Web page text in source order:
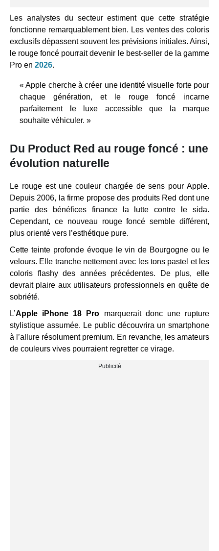
Les analystes du secteur estiment que cette stratégie
fonctionne remarquablement bien. Les ventes des coloris
exclusifs dépassent souvent les prévisions initiales. Ainsi,
le rouge foncé pourrait devenir le best-seller de la gamme
Pro en 2026.
« Apple cherche à créer une identité visuelle forte pour
chaque génération, et le rouge foncé incarne
parfaitement le luxe accessible que la marque
souhaite véhiculer. »
Du Product Red au rouge foncé : une
évolution naturelle
Le rouge est une couleur chargée de sens pour Apple.
Depuis 2006, la firme propose des produits Red dont une
partie des bénéfices finance la lutte contre le sida.
Cependant, ce nouveau rouge foncé semble différent,
plus orienté vers l’esthétique pure.
Cette teinte profonde évoque le vin de Bourgogne ou le
velours. Elle tranche nettement avec les tons pastel et les
coloris flashy des années précédentes. De plus, elle
devrait plaire aux utilisateurs professionnels en quête de
sobriété.
L’Apple iPhone 18 Pro marquerait donc une rupture
stylistique assumée. Le public découvrira un smartphone
à l’allure résolument premium. En revanche, les amateurs
de couleurs vives pourraient regretter ce virage.